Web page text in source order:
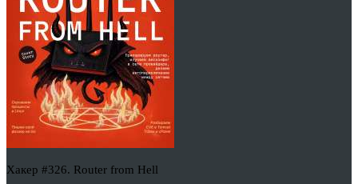
Хакер #326. Router from Hell